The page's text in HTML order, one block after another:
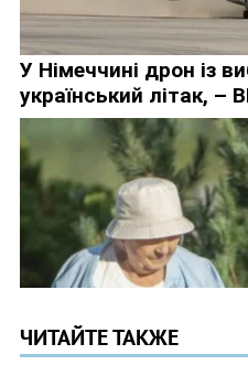
ЧИТАЙТЕ ТАКЖЕ